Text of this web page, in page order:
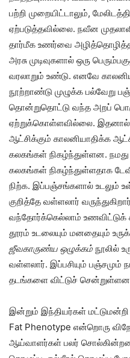
பற்றி முறையிட்டாலும்,
ஏற்படுத்தவில்லை. நவீன
தார்மீக உணர்வை
அரசு முடிவுகளால் ஒரு
வரலாறும் உண்டு. எனவே
நூற்றாண்டு முழுக்க பல்வேறு
தொன்றுதொட்டு வந்த அறப்
ஏற்றுக்கொள்ளவில்லை. இதனால்
ஆட்சிக்கும் காலனியாதிக்க
கலகங்கள் நிகழ்ந்துள்ளன.
கலகங்கள் நிகழ்ந்துள்ளதாக
நிற்க. இப்பஞ்சங்களால் உடலும்
குறித்தே வள்ளலார்
வந்தோர்க்கெல்லாம் உணவிட்டுக்
தூரம் உடலையும் மனதையும்
ஜீவகாருண்ய ஒழுக்கம் நூலில்
வள்ளலார். இப்பசியும் பஞ்சமும்
தடங்களை விட்டுச்
இன்றும் இந்தியர்கள்
Fat Phenotype என்றொரு
ஆய்வாளர்கள் பலர்